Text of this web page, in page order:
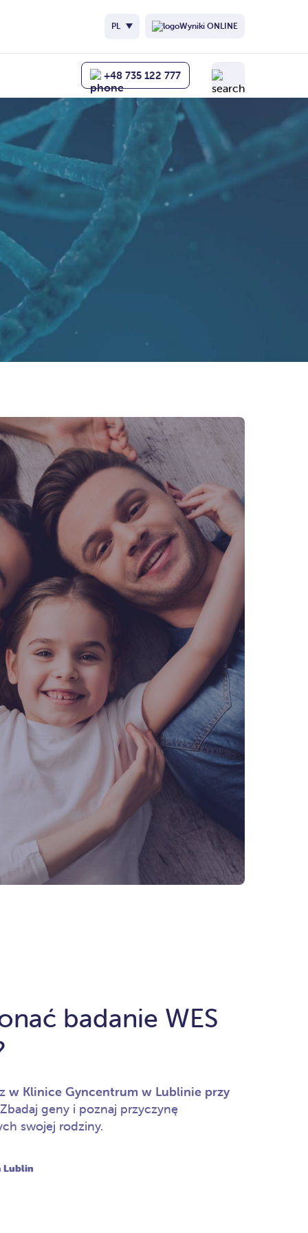
PL Wyniki ONLINE
+48 735 122 777
badanie WES
w Klinice Gyncentrum w Lublinie przy
geny i poznaj przyczynę
swojej rodziny.
Lublin